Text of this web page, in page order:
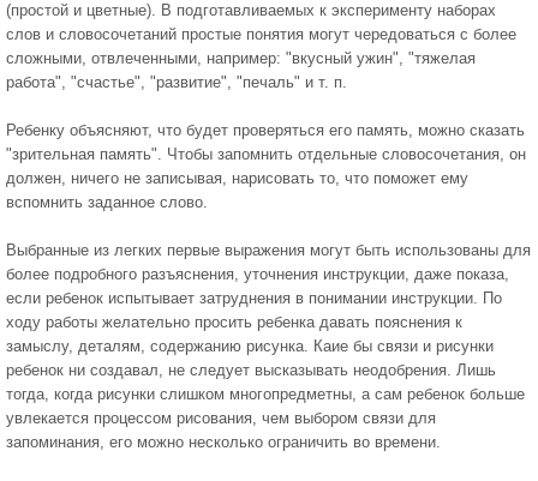
(простой и цветные). В подготавливаемых к эксперименту наборах
слов и словосочетаний простые понятия могут чередоваться с более
сложными, отвлеченными, например: "вкусный ужин", "тяжелая
работа", "счастье", "развитие", "печаль" и т. п.
Ребенку объясняют, что будет проверяться его память, можно сказать
"зрительная память". Чтобы запомнить отдельные словосочетания, он
должен, ничего не записывая, нарисовать то, что поможет ему
вспомнить заданное слово.
Выбранные из легких первые выражения могут быть использованы для
более подробного разъяснения, уточнения инструкции, даже показа,
если ребенок испытывает затруднения в понимании инструкции. По
ходу работы желательно просить ребенка давать пояснения к
замыслу, деталям, содержанию рисунка. Каие бы связи и рисунки
ребенок ни создавал, не следует высказывать неодобрения. Лишь
тогда, когда рисунки слишком многопредметны, а сам ребенок больше
увлекается процессом рисования, чем выбором связи для
запоминания, его можно несколько ограничить во времени.